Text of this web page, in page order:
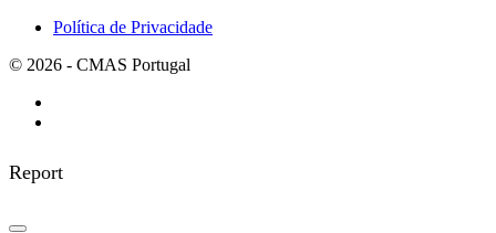
Política de Privacidade
© 2026 - CMAS Portugal
Report